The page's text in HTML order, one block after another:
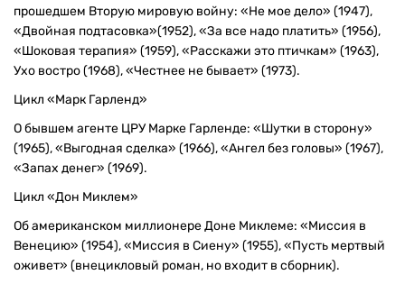
прошедшем Вторую мировую войну: «Не мое дело» (1947),
«Двойная подтасовка»(1952), «За все надо платить» (1956),
«Шоковая терапия» (1959), «Расскажи это птичкам» (1963),
Ухо востро (1968), «Честнее не бывает» (1973).
Цикл «Марк Гарленд»
О бывшем агенте ЦРУ Марке Гарленде: «Шутки в сторону»
(1965), «Выгодная сделка» (1966), «Ангел без головы» (1967),
«Запах денег» (1969).
Цикл «Дон Миклем»
Об американском миллионере Доне Миклеме: «Миссия в
Венецию» (1954), «Миссия в Сиену» (1955), «Пусть мертвый
оживет» (внецикловый роман, но входит в сборник).